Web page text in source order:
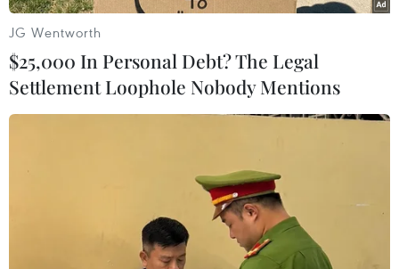
Cần làm gì khi đối mặt với tình huống bắt
cóc, khống chế con tin
16/09/2014 09:40
Đại tá Dương Văn Giáp, Trưởng phòng Cảnh sát hình sự
Hà Nội đưa ra lời khuyên: Người dân cần hết sức bình
khống chế con tin.
JG Wentworth
$25,000 In Personal Debt? The Legal
Settlement Loophole Nobody Mentions